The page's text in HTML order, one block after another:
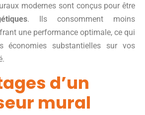
modernes sont conçus pour être
. Ils consomment moins
une performance optimale, ce qui
économies substantielles sur vos
d’un
mural